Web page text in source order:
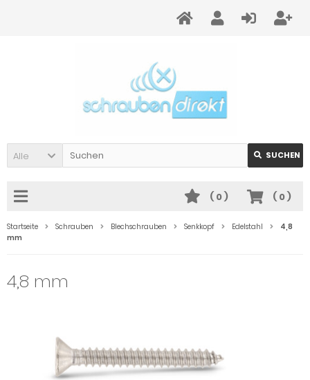
Alle SUCHEN
( 0)
( 0)
Startseite Schrauben Blechschrauben Senkkopf Edelstahl
4,8
mm
4,8 mm